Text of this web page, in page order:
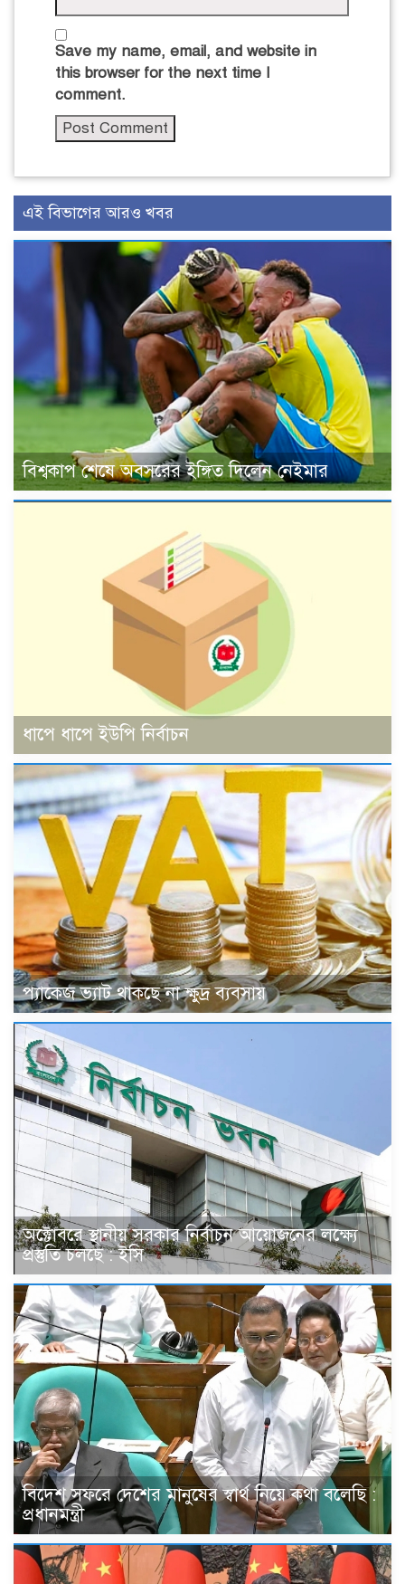
Save my name, email, and website in
this browser for the next time I
comment.
এই বিভাগের আরও খবর
বিশ্বকাপ শেষে অবসরের ইঙ্গিত দিলেন নেইমার
ধাপে ধাপে ইউপি নির্বাচন
প্যাকেজ ভ্যাট থাকছে না ক্ষুদ্র ব্যবসায়
অক্টোবরে স্থানীয় সরকার নির্বাচন আয়োজনের লক্ষ্যে
প্রস্তুতি চলছে : ইসি
বিদেশ সফরে দেশের মানুষের স্বার্থ নিয়ে কথা বলেছি :
প্রধানমন্ত্রী